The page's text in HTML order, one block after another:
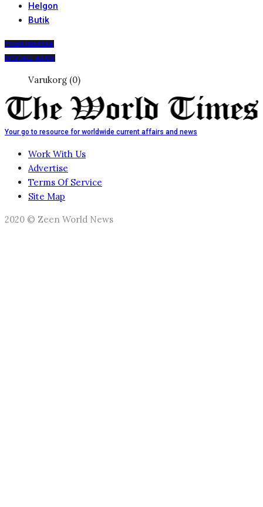
Helgon
Butik
PRENUMERERA
DIGITALT ARKIV
Varukorg (0)
Your go to resource for worldwide current affairs and news
Work With Us
Advertise
Terms Of Service
Site Map
2020 © Zeen World News